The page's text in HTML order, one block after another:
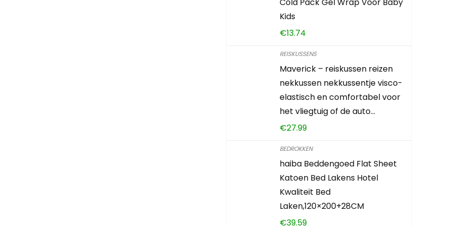
Kids
€13.74
REISKUSSENS
Maverick – reiskussen reizen
nekkussen nekkussentje visco-
elastisch en comfortabel voor
het vliegtuig of de auto…
€27.99
BEDROKKEN
haiba Beddengoed Flat Sheet
Katoen Bed Lakens Hotel
Kwaliteit Bed
Laken,120×200+28CM
€39.59